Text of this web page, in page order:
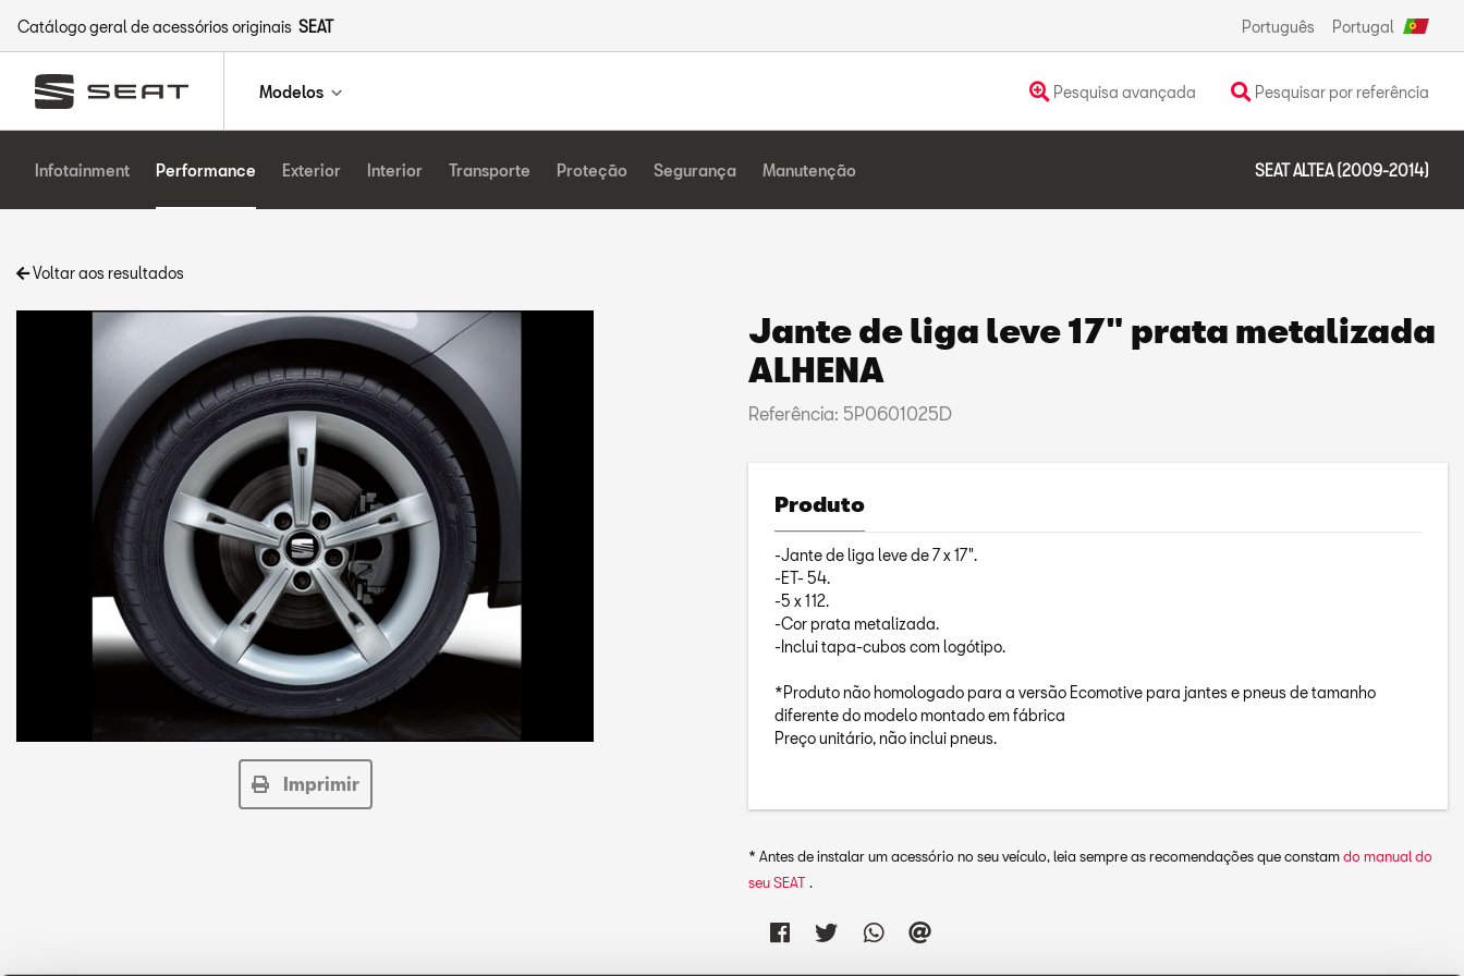
Catálogo geral de acessórios originais SEAT Português Portugal
Modelos Pesquisa avançada Pesquisar por referência
Infotainment Performance Exterior Interior Transporte Proteção Segurança Manutenção SEAT ALTEA (2009-2014)
Voltar aos resultados
Imprimir
Jante de liga leve 17" prata metalizada
ALHENA
Referência: 5P0601025D
Produto
-Jante de liga leve de 7 x 17".
-ET- 54.
-5 x 112.
-Cor prata metalizada.
-Inclui tapa-cubos com logótipo.
*Produto não homologado para a versão Ecomotive para jantes e pneus de tamanho
diferente do modelo montado em fábrica
Preço unitário, não inclui pneus.
* Antes de instalar um acessório no seu veículo, leia sempre as recomendações que constamdo manual do
seu SEAT.